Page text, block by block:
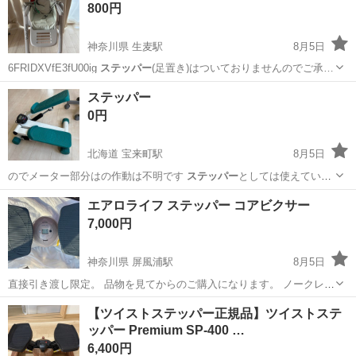
工場のお仕事 ◇コネクタ製造工...
800円
神奈川県 生麦駅
8月5日
6FRIDXVfE3fU00ig ステッパー(足置き)はついておりませんのでご承…
神奈川 横浜市 生麦駅
ステッパー
0円
北海道 宝来町駅
8月5日
のでメーター部分はの作動は不明です ステッパーとしては使えていま
す 多少のサビあり…
北海道 函館市 宝来町駅
エアロライフ ステッパー コアビクサー
7,000円
神奈川県 屏風浦駅
8月5日
直接引き渡し限定。 品物を見てからのご購入になります。 ノークレー
ム ノーリターン
神奈川 横浜市 屏風浦駅 マッサージ器
【ツイストステッパー正規品】ツイストステ
ッパー Premium SP-400 …
6,400円